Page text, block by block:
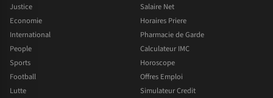
Justice
Economie
International
People
Sports
Football
Lutte
Salaire Net
Horaires Priere
Pharmacie de Garde
Calculateur IMC
Horoscope
Offres Emploi
Simulateur Credit